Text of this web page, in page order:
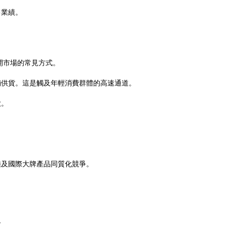
績。
場的常見方式。
貨。這是觸及年輕消費群體的高速通道。
國際大牌產品同質化競爭。